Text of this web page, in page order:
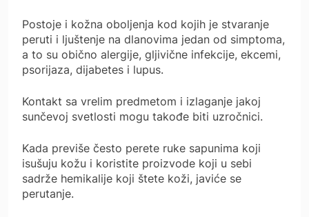
Postoje i kožna oboljenja kod kojih je stvaranje
peruti i ljuštenje na dlanovima jedan od simptoma,
a to su obično alergije, gljivične infekcije, ekcemi,
psorijaza, dijabetes i lupus.
Kontakt sa vrelim predmetom i izlaganje jakoj
sunčevoj svetlosti mogu takođe biti uzročnici.
Kada previše često perete ruke sapunima koji
isušuju kožu i koristite proizvode koji u sebi
sadrže hemikalije koji štete koži, javiće se
perutanje.